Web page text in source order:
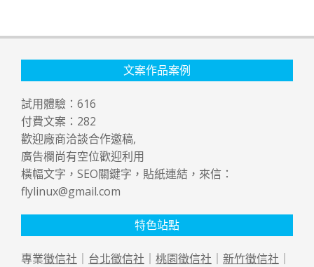
文案作品案例
試用體驗： 616
付費文案： 282
歡迎廠商洽談合作邀稿,
廣告欄尚有空位歡迎利用
橫幅文字，SEO關鍵字，貼紙連結，來信：
flylinux@gmail.com
特色站點
專業徵信社 ｜ 台北徵信社 ｜ 桃園徵信社 ｜ 新竹徵信社 ｜